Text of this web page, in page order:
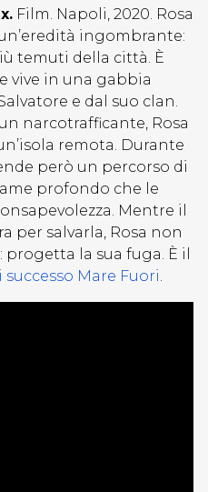
Film. Napoli, 2020. Rosa
ingombrante:
temuti della città. È
vive in una gabbia
e dal suo clan.
narcotrafficante, Rosa
remota. Durante
però un percorso di
profondo che le
Mentre il
per salvarla, Rosa non
progetta la sua fuga. È il
successo Mare Fuori.